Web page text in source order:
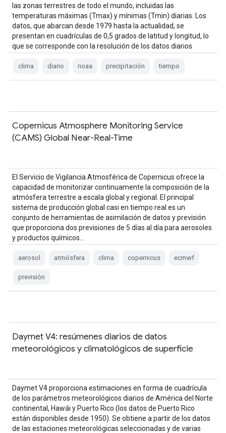
las zonas terrestres de todo el mundo, incluidas las
temperaturas máximas (Tmax) y mínimas (Tmin) diarias. Los
datos, que abarcan desde 1979 hasta la actualidad, se
presentan en cuadrículas de 0,5 grados de latitud y longitud, lo
que se corresponde con la resolución de los datos diarios
clima diario noaa precipitación tiempo
Copernicus Atmosphere Monitoring Service
(CAMS) Global Near-Real-Time
El Servicio de Vigilancia Atmosférica de Copernicus ofrece la
capacidad de monitorizar continuamente la composición de la
atmósfera terrestre a escala global y regional. El principal
sistema de producción global casi en tiempo real es un
conjunto de herramientas de asimilación de datos y previsión
que proporciona dos previsiones de 5 días al día para aerosoles
y productos químicos…
aerosol atmósfera clima copernicus ecmwf
previsión
Daymet V4: resúmenes diarios de datos
meteorológicos y climatológicos de superficie
Daymet V4 proporciona estimaciones en forma de cuadrícula
de los parámetros meteorológicos diarios de América del Norte
continental, Hawái y Puerto Rico (los datos de Puerto Rico
están disponibles desde 1950). Se obtiene a partir de los datos
de las estaciones meteorológicas seleccionadas y de varias